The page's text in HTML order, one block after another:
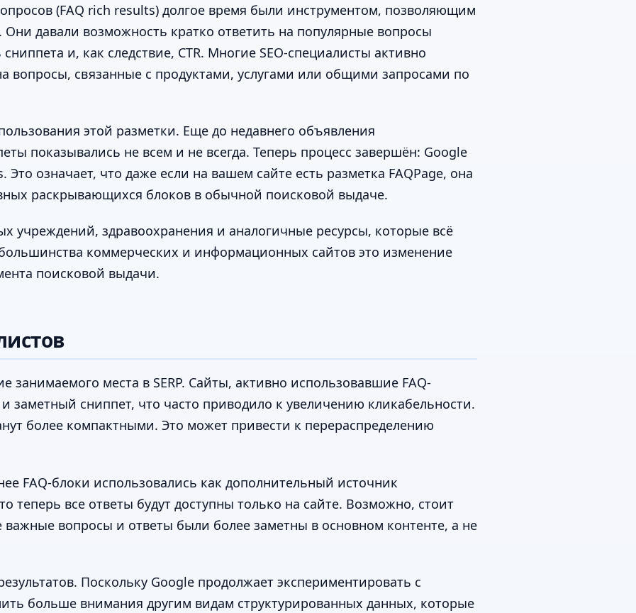
(FAQ rich results) долгое время были инструментом, позволяющим
давали возможность кратко ответить на популярные вопросы
и, как следствие, CTR. Многие SEO-специалисты активно
вопросы, связанные с продуктами, услугами или общими запросами по
этой разметки. Еще до недавнего объявления
показывались не всем и не всегда. Теперь процесс завершён: Google
означает, что даже если на вашем сайте есть разметка FAQPage, она
раскрывающихся блоков в обычной поисковой выдаче.
учреждений, здравоохранения и аналогичные ресурсы, которые всё
коммерческих и информационных сайтов это изменение
поисковой выдачи.
места в SERP. Сайты, активно использовавшие FAQ-
заметный сниппет, что часто приводило к увеличению кликабельности.
более компактными. Это может привести к перераспределению
FAQ-блоки использовались как дополнительный источник
теперь все ответы будут доступны только на сайте. Возможно, стоит
важные вопросы и ответы были более заметны в основном контенте, а не
Поскольку Google продолжает экспериментировать с
больше внимания другим видам структурированных данных, которые